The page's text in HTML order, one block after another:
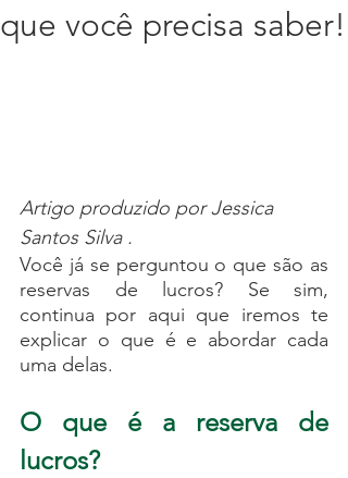
que você precisa saber!
Artigo produzido por Jessica
Santos Silva .
Você já se perguntou o que são as
reservas de lucros? Se sim,
continua por aqui que iremos te
explicar o que é e abordar cada
uma delas.
O que é a reserva de
lucros?